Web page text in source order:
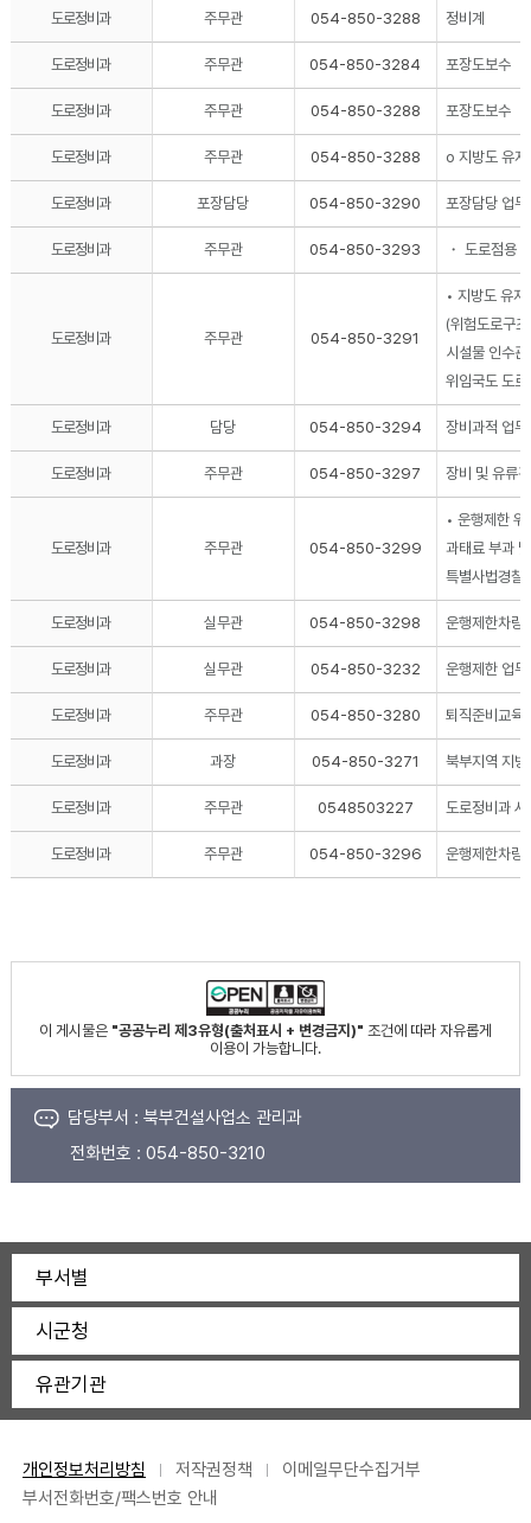
도로정비과 주무관 054-850-3288 정비계
도로정비과 주무관 054-850-3284 포장도보수
도로정비과 주무관 054-850-3288 포장도보수
도로정비과 주무관 054-850-3288 o 지방도 유지
도로정비과 포장담당 054-850-3290 포장담당 업무
도로정비과 주무관 054-850-3293 ・ 도로점용
도로정비과 주무관 054-850-3291
• 지방도 유
(위험도로구
시설물 인수
위임국도 도
도로정비과 담당 054-850-3294 장비과적 업무
도로정비과 주무관 054-850-3297 장비 및 유류
도로정비과 주무관 054-850-3299
• 운행제한
과태료 부과
특별사법경찰
도로정비과 실무관 054-850-3298 운행제한차량
도로정비과 실무관 054-850-3232 운행제한 업
도로정비과 주무관 054-850-3280 퇴직준비교육
도로정비과 과장 054-850-3271 북부지역 지
도로정비과 주무관 0548503227 도로정비과 서
도로정비과 주무관 054-850-3296 운행제한차량
이 게시물은 "공공누리 제3유형(출처표시 + 변경금지)" 조건에 따라 자유롭게
이용이 가능합니다.
담당부서 : 북부건설사업소 관리과
전화번호 : 054-850-3210
부서별
시군청
유관기관
개인정보처리방침 저작권정책
이메일무단수집거부
부서전화번호/팩스번호 안내